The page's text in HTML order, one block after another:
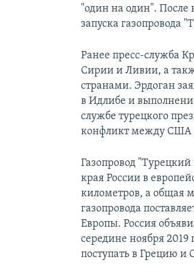
"один на один". После
запуска газопровода
Ранее пресс-служба
Сирии и Ливии, а
странами. Эрдоган
в Идлибе и
службе турецкого
конфликт между США
Газопровод
края России в
километров, а общая
газопровода
Европы. Россия
середине ноября 2019
поступать в Грецию